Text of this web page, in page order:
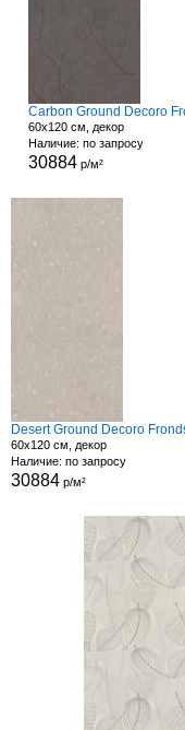
Carbon Ground Decoro
60x120 см, декор
Наличие: по запросу
30884 р/м²
Desert Ground Decoro
60x120 см, декор
Наличие: по запросу
30884 р/м²